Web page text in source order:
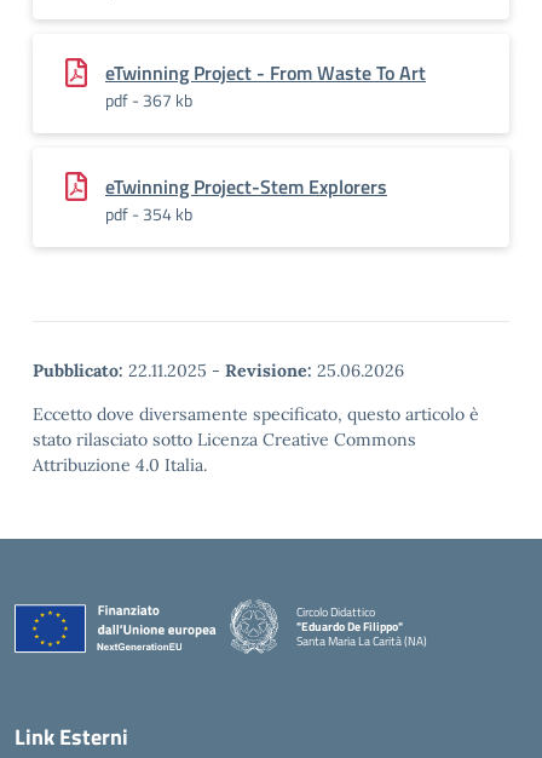
eTwinning Project - From Waste To Art
pdf - 367 kb
eTwinning Project-Stem Explorers
pdf - 354 kb
Pubblicato: 22.11.2025 - Revisione: 25.06.2026
Eccetto dove diversamente specificato, questo articolo è
stato rilasciato sotto Licenza Creative Commons
Attribuzione 4.0 Italia.
Circolo Didattico
"Eduardo De Filippo"
Santa Maria La Carità (NA)
Link Esterni